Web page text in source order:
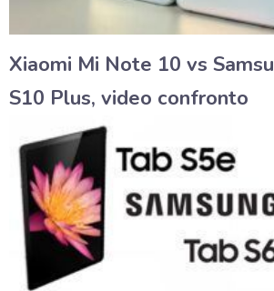
Xiaomi Mi Note 10 vs
S10 Plus, video confronto